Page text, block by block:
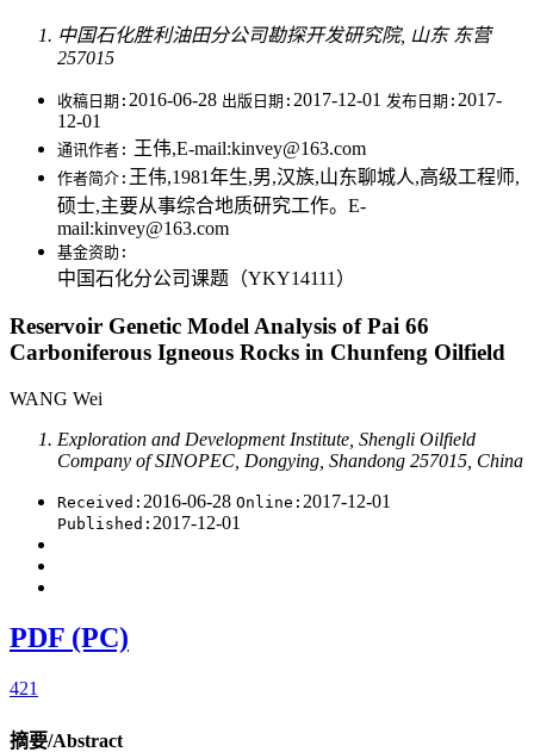
中国石化胜利油田分公司勘探开发研究院, 山东 东营
257015
收稿日期: 2016-06-28 出版日期: 2017-12-01 发布日期: 2017-
12-01
通讯作者: 王伟,E-mail:kinvey@163.com
作者简介: 王伟,1981年生,男,汉族,山东聊城人,高级工程师,
硕士,主要从事综合地质研究工作。E-
mail:kinvey@163.com
基金资助:
中国石化分公司课题（YKY14111）
Reservoir Genetic Model Analysis of Pai 66
Carboniferous Igneous Rocks in Chunfeng Oilfield
WANG Wei
Exploration and Development Institute, Shengli Oilfield
Company of SINOPEC, Dongying, Shandong 257015, China
Received: 2016-06-28 Online: 2017-12-01
Published: 2017-12-01
PDF (PC)
421
摘要/Abstract